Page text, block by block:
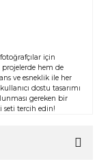
için
hem de
ve esneklik ile her
dostu tasarımı
gereken bir
seti tercih edin!